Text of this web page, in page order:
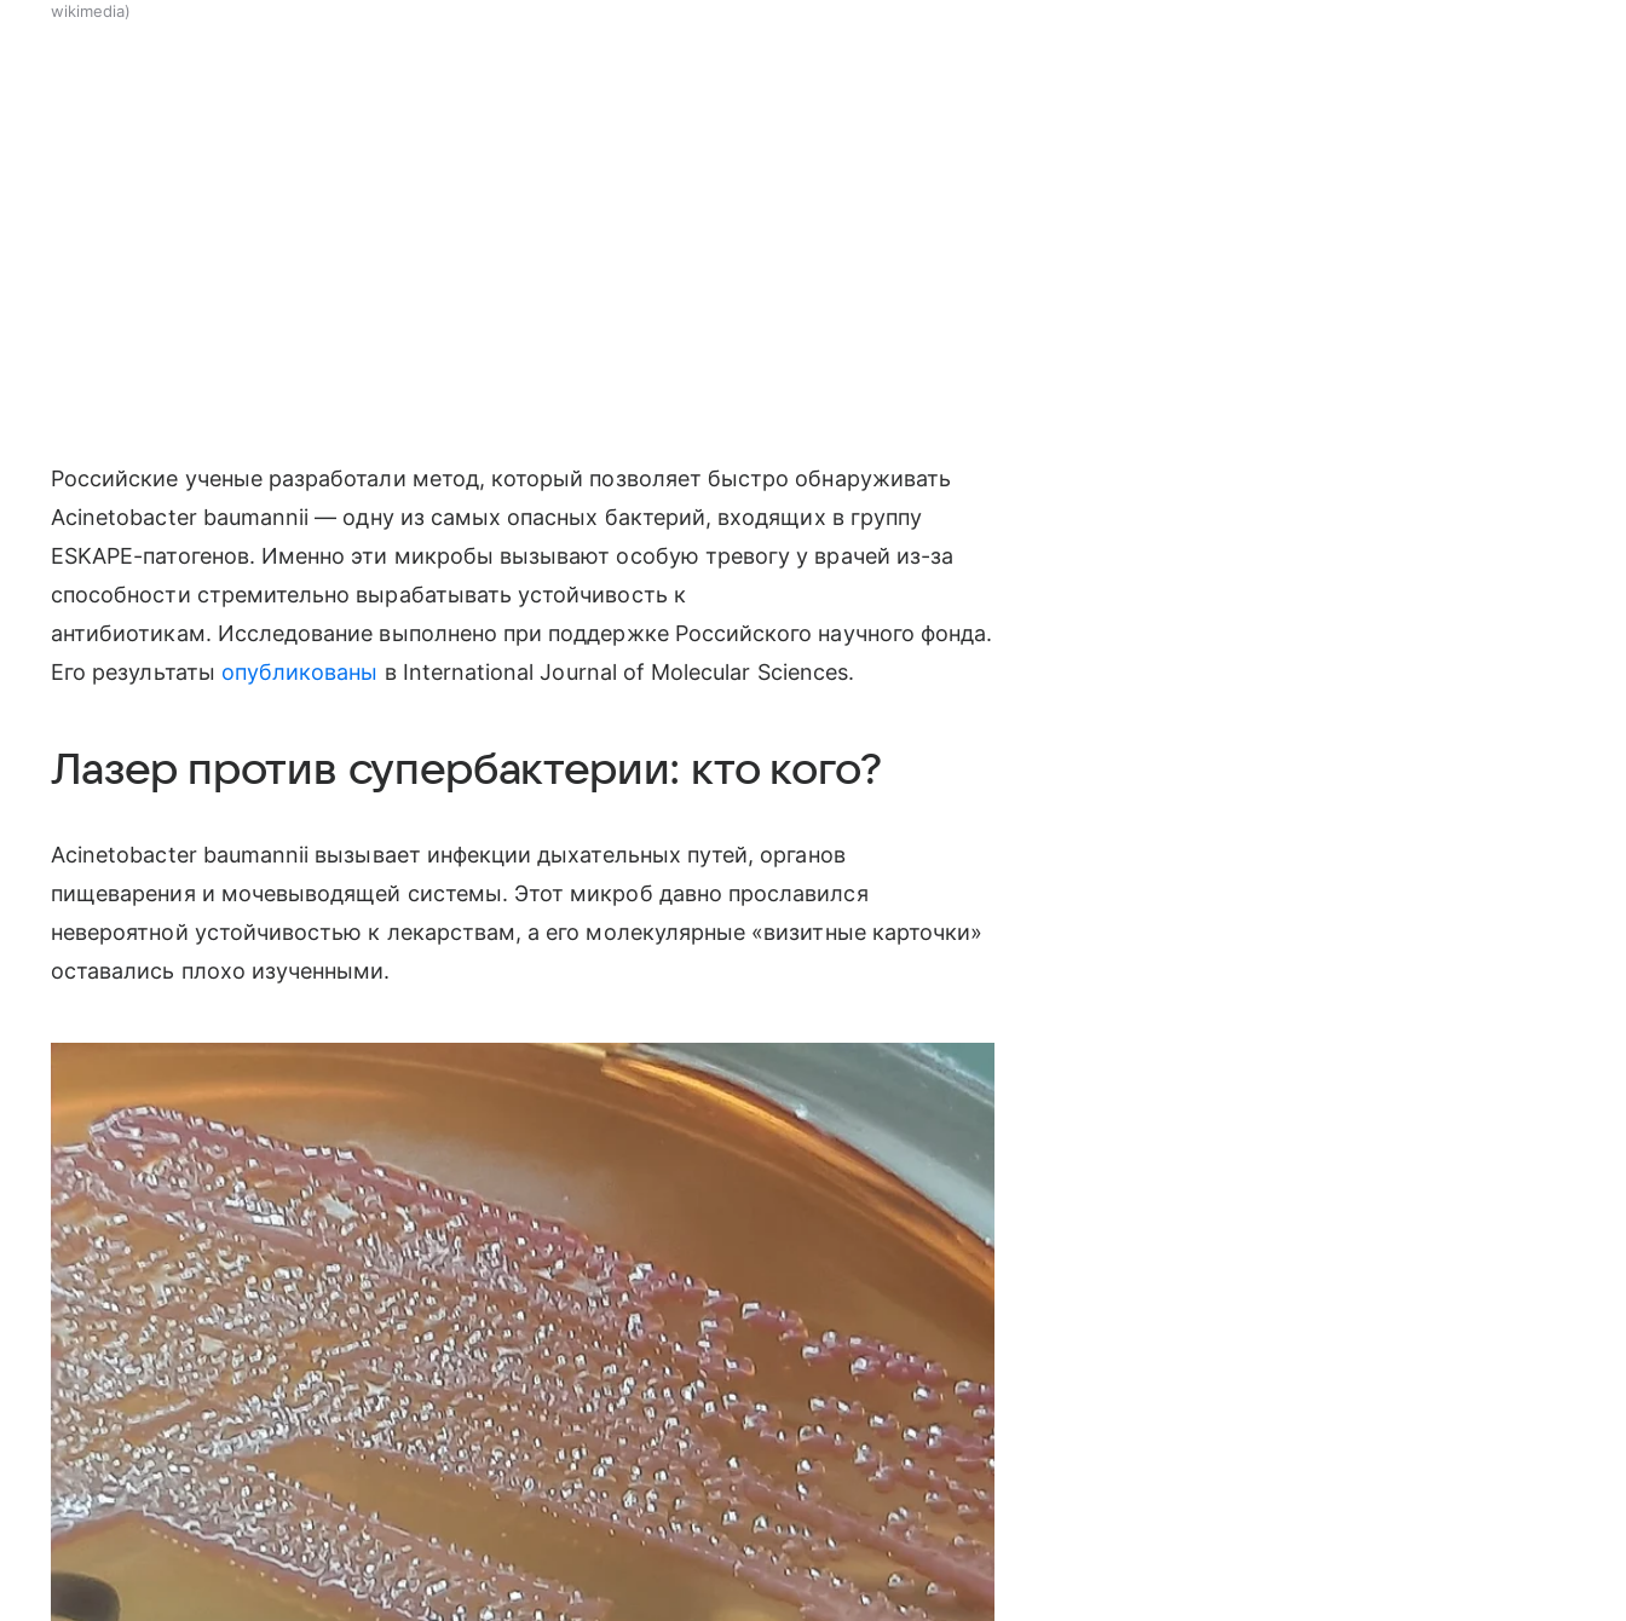
wikimedia
Российские ученые разработали метод, который позволяет быстро обнаруживать
Acinetobacter baumannii — одну из самых опасных бактерий, входящих в группу
ESKAPE-патогенов. Именно эти микробы вызывают особую тревогу у врачей из-за
способности стремительно вырабатывать устойчивость к
антибиотикам. Исследование выполнено при поддержке Российского научного фонда.
Его результаты опубликованы вInternational Journal of Molecular Sciences.
Лазер против супербактерии: кто кого?
Acinetobacter baumannii вызывает инфекции дыхательных путей, органов
пищеварения и мочевыводящей системы. Этот микроб давно прославился
невероятной устойчивостью к лекарствам, а его молекулярные «визитные карточки»
оставались плохо изученными.